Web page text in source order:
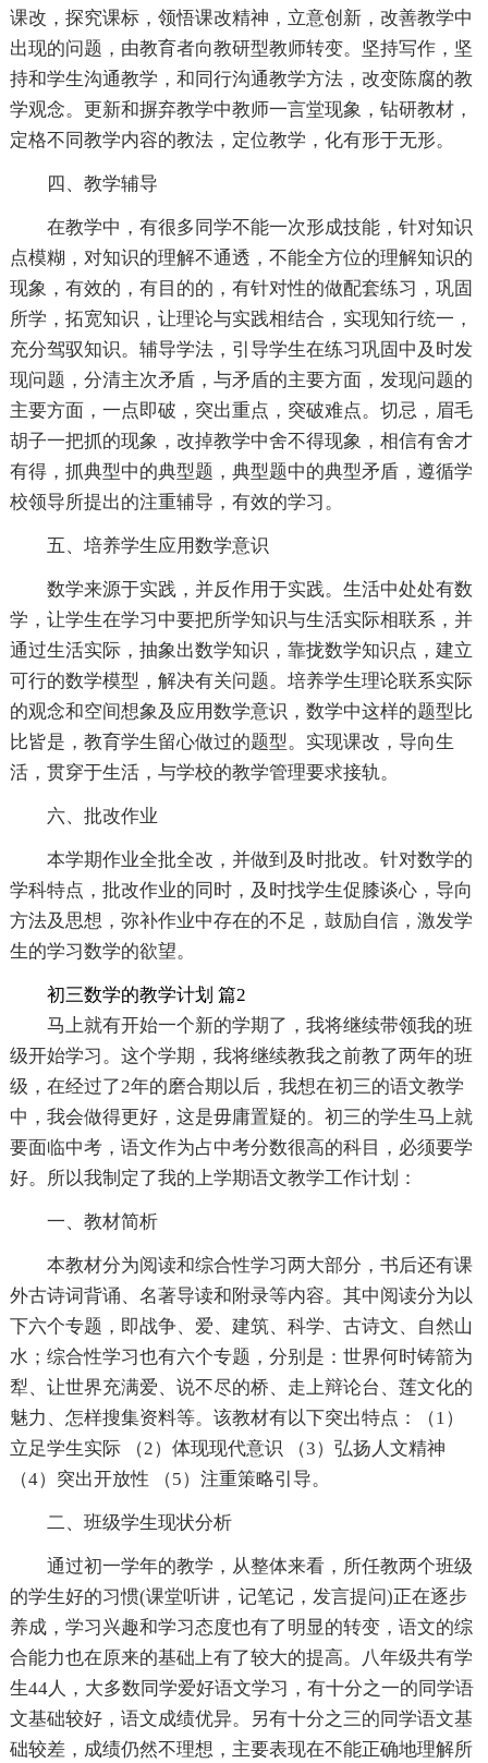
课改，探究课标，领悟课改精神，立意创新，改善教学中
出现的问题，由教育者向教研型教师转变。坚持写作，坚
持和学生沟通教学，和同行沟通教学方法，改变陈腐的教
学观念。更新和摒弃教学中教师一言堂现象，钻研教材，
定格不同教学内容的教法，定位教学，化有形于无形。
四、教学辅导
在教学中，有很多同学不能一次形成技能，针对知识
点模糊，对知识的理解不通透，不能全方位的理解知识的
现象，有效的，有目的的，有针对性的做配套练习，巩固
所学，拓宽知识，让理论与实践相结合，实现知行统一，
充分驾驭知识。辅导学法，引导学生在练习巩固中及时发
现问题，分清主次矛盾，与矛盾的主要方面，发现问题的
主要方面，一点即破，突出重点，突破难点。切忌，眉毛
胡子一把抓的现象，改掉教学中舍不得现象，相信有舍才
有得，抓典型中的典型题，典型题中的典型矛盾，遵循学
校领导所提出的注重辅导，有效的学习。
五、培养学生应用数学意识
数学来源于实践，并反作用于实践。生活中处处有数
学，让学生在学习中要把所学知识与生活实际相联系，并
通过生活实际，抽象出数学知识，靠拢数学知识点，建立
可行的数学模型，解决有关问题。培养学生理论联系实际
的观念和空间想象及应用数学意识，数学中这样的题型比
比皆是，教育学生留心做过的题型。实现课改，导向生
活，贯穿于生活，与学校的教学管理要求接轨。
六、批改作业
本学期作业全批全改，并做到及时批改。针对数学的
学科特点，批改作业的同时，及时找学生促膝谈心，导向
方法及思想，弥补作业中存在的不足，鼓励自信，激发学
生的学习数学的欲望。
初三数学的教学计划 篇2
马上就有开始一个新的学期了，我将继续带领我的班
级开始学习。这个学期，我将继续教我之前教了两年的班
级，在经过了2年的磨合期以后，我想在初三的语文教学
中，我会做得更好，这是毋庸置疑的。初三的学生马上就
要面临中考，语文作为占中考分数很高的科目，必须要学
好。所以我制定了我的上学期语文教学工作计划：
一、教材简析
本教材分为阅读和综合性学习两大部分，书后还有课
外古诗词背诵、名著导读和附录等内容。其中阅读分为以
下六个专题，即战争、爱、建筑、科学、古诗文、自然山
水；综合性学习也有六个专题，分别是：世界何时铸箭为
犁、让世界充满爱、说不尽的桥、走上辩论台、莲文化的
魅力、怎样搜集资料等。该教材有以下突出特点：（1）
立足学生实际 （2）体现现代意识 （3）弘扬人文精神
（4）突出开放性 （5）注重策略引导。
二、班级学生现状分析
通过初一学年的教学，从整体来看，所任教两个班级
的学生好的习惯(课堂听讲，记笔记，发言提问)正在逐步
养成，学习兴趣和学习态度也有了明显的转变，语文的综
合能力也在原来的基础上有了较大的提高。八年级共有学
生44人，大多数同学爱好语文学习，有十分之一的同学语
文基础较好，语文成绩优异。另有十分之三的同学语文基
础较差，成绩仍然不理想，主要表现在不能正确地理解所